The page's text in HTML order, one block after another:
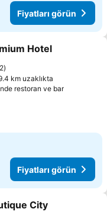
Fiyatları görün
ekle
Hotel
km uzaklıkta
restoran ve barFiyatları
Fiyatları görün
ekle
City